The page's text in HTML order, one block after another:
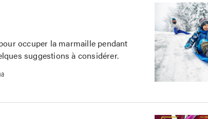
occuper la marmaille pendant
suggestions à considérer.